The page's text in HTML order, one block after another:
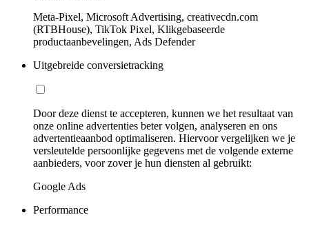
Meta-Pixel, Microsoft Advertising, creativecdn.com
(RTBHouse), TikTok Pixel, Klikgebaseerde
productaanbevelingen, Ads Defender
Uitgebreide conversietracking
Door deze dienst te accepteren, kunnen we het resultaat van
onze online advertenties beter volgen, analyseren en ons
advertentieaanbod optimaliseren. Hiervoor vergelijken we je
versleutelde persoonlijke gegevens met de volgende externe
aanbieders, voor zover je hun diensten al gebruikt:
Google Ads
Performance